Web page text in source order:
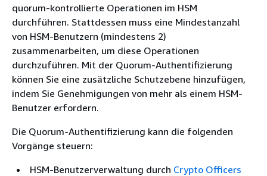
quorum-kontrollierte Operationen im HSM
durchführen. Stattdessen muss eine Mindestanzahl
von HSM-Benutzern (mindestens 2)
zusammenarbeiten, um diese Operationen
durchzuführen. Mit der Quorum-Authentifizierung
können Sie eine zusätzliche Schutzebene hinzufügen,
indem Sie Genehmigungen von mehr als einem HSM-
Benutzer erfordern.
Die Quorum-Authentifizierung kann die folgenden
Vorgänge steuern:
HSM-Benutzerverwaltung durch Crypto Officers